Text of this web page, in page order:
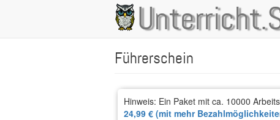
Main
navigation
Führerschein
Hinweis: Ein Paket mit ca. 10000
24,99 € (mit mehr